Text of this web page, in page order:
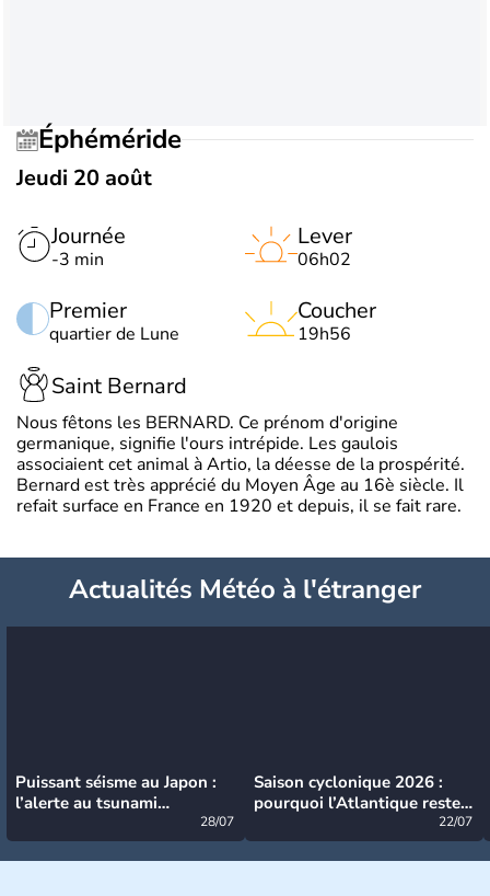
Éphéméride
Jeudi 20 août
Journée
-3 min
Premier
quartier de Lune
Lever
06h02
Coucher
19h56
Saint Bernard
Nous fêtons les BERNARD. Ce prénom d'origine
germanique, signifie l'ours intrépide. Les gaulois
associaient cet animal à Artio, la déesse de la prospérité.
Bernard est très apprécié du Moyen Âge au 16è siècle. Il
refait surface en France en 1920 et depuis, il se fait rare.
Actualités Météo à l'étranger
Puissant séisme au Japon :
l’alerte au tsunami
28/07
Saison cyclonique 2026 :
pourquoi l’Atlantique reste
22/07